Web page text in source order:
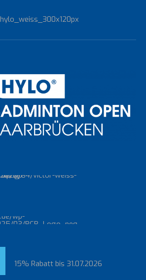
15% Rabatt bis 31.07.2026